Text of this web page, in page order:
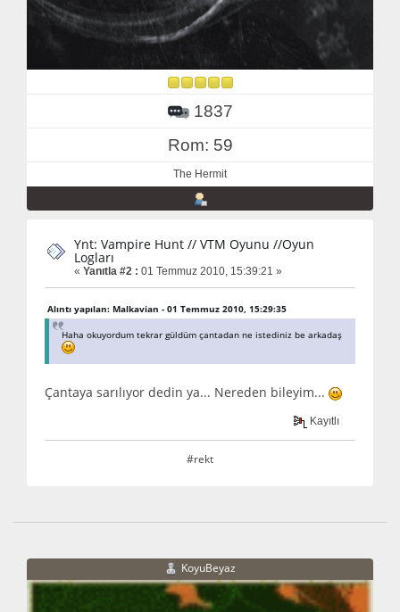
1837
Rom: 59
The Hermit
Ynt: Vampire Hunt // VTM Oyunu //Oyun
Logları
« Yanıtla #2 : 01 Temmuz 2010, 15:39:21 »
Alıntı yapılan: Malkavian - 01 Temmuz 2010, 15:29:35
Haha okuyordum tekrar güldüm çantadan ne istediniz be arkadaş
Çantaya sarılıyor dedin ya... Nereden bileyim...
Kayıtlı
#rekt
KoyuBeyaz